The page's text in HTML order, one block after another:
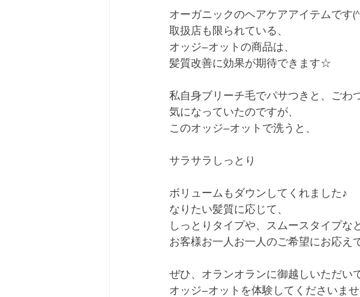
オーガニックのヘアケアアイテムです
取扱店も限られている、
オッジ―オットの商品は、
髪質改善に効果が期待できます☆
私自身ブリーチ毛でパサつきと、ごわ
気になっていたのですが、
このオッジ―オットで洗うと、
サラサラしっとり
ボリュームもダウンしてくれました♪
なりたい髪質に応じて、
しっとりタイプや、スムースタイプな
お客様お一人お一人のご希望にお応え
ぜひ、オランオランに御越しいただいて
オッジ―オットを体験してくださいませ